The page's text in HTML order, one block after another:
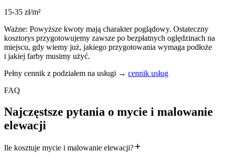
15-35 zł/m²
Ważne: Powyższe kwoty mają charakter poglądowy. Ostateczny
kosztorys przygotowujemy zawsze po bezpłatnych oględzinach na
miejscu, gdy wiemy już, jakiego przygotowania wymaga podłoże
i jakiej farby musimy użyć.
Pełny cennik z podziałem na usługi → cennik usług
FAQ
Najczęstsze pytania o mycie i malowanie
elewacji
Ile kosztuje mycie i malowanie elewacji?